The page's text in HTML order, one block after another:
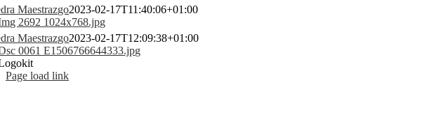
Maestrazgo2023-02-17T11:40:06+01:00
Maestrazgo2023-02-17T12:09:38+01:00
Page load link